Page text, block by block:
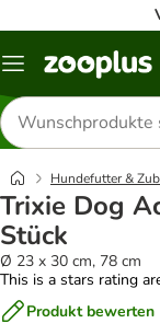
Menü
Produkte
suchen
Hundefutter &
Trixie Dog
Stück
Ø 23 x 30 cm, 78 cm
This is a stars rating
Produkt bewerten